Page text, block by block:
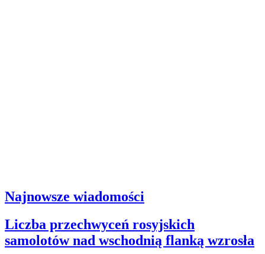
Najnowsze wiadomości
Liczba przechwyceń rosyjskich
samolotów nad wschodnią flanką wzrosła